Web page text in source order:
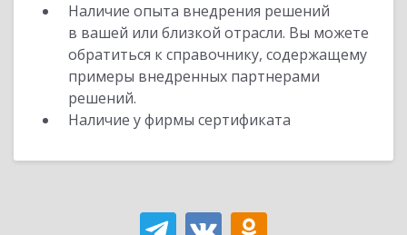
Наличие опыта внедрения решений
в вашей или близкой отрасли. Вы можете
обратиться к справочнику, содержащему
примеры внедренных партнерами
решений.
Наличие у фирмы сертификата